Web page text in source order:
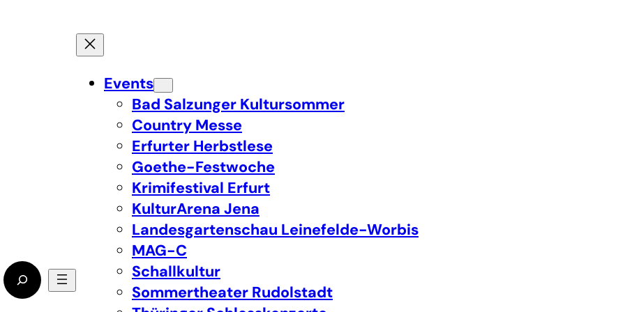
Events
Bad Salzunger Kultursommer
Country Messe
Erfurter Herbstlese
Goethe-Festwoche
Krimifestival Erfurt
KulturArena Jena
Landesgartenschau Leinefelde-Worbis
MAG-C
Schallkultur
Sommertheater Rudolstadt